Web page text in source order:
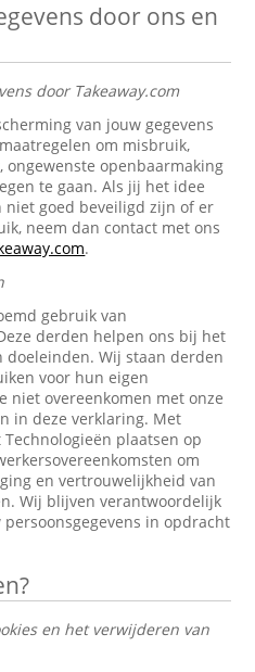
door ons en
door Takeaway.com
van jouw gegevens
om misbruik,
ongewenste openbaarmaking
te gaan. Als jij het idee
niet goed beveiligd zijn of er
neem dan contact met ons
.
gebruik van
derden helpen ons bij het
doeleinden. Wij staan derden
voor hun eigen
niet overeenkomen met onze
in deze verklaring. Met
plaatsen op
om
en vertrouwelijkheid van
Wij blijven verantwoordelijk
in opdracht
en het verwijderen van